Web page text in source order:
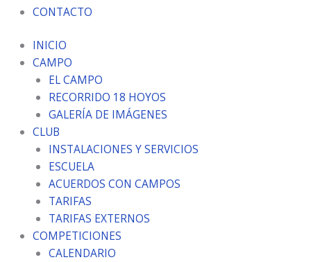
CONTACTO
INICIO
CAMPO
EL CAMPO
RECORRIDO 18 HOYOS
GALERÍA DE IMÁGENES
CLUB
INSTALACIONES Y SERVICIOS
ESCUELA
ACUERDOS CON CAMPOS
TARIFAS
TARIFAS EXTERNOS
COMPETICIONES
CALENDARIO